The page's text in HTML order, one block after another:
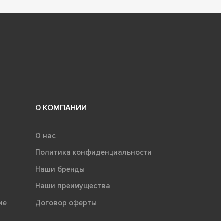
О КОМПАНИИ
О нас
Политика конфиденциальности
Наши бренды
Наши преимущества
Договор оферты